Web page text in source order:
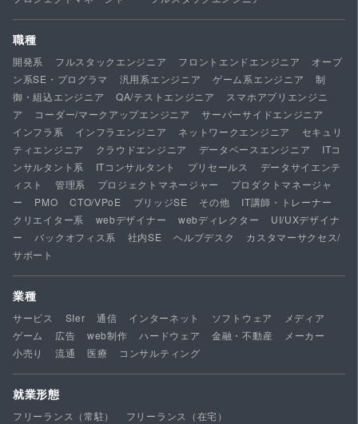
職種
開発系 フルスタックエンジニア フロントエンドエンジニア
オープ
ン系SE・プログラマ
汎用系エンジニア ゲーム系エンジニア
制
御・組込エンジニア
QA/テストエンジニア
スマホアプリエンジニ
ア
コーダー/マークアップエンジニア
サーバーサイドエンジニア
インフラ系
インフラエンジニア ネットワークエンジニア
セキュリ
ティエンジニア
クラウドエンジニア データベースエンジニア
ITコ
ンサルタント系
ITコンサルタント プリセールス
データサイエンテ
ィスト
管理系 プロジェクトマネージャー
プロダクトマネージャ
ー
PMO CTO/VPoE ブリッジSE その他
IT講師・トレーナー
クリエイター系
webデザイナー webディレクター
UI/UXデザイナ
ー
バックオフィス系 社内SE ヘルプデスク
カスタマーサクセス/
サポート
業種
サービス SIer 通信 インターネット ソフトウェア
メディア
ゲーム
広告 web制作 ハードウェア 金融・不動産
メーカー
小売り
流通 医療 コンサルティング
就業形態
フリーランス（常駐） フリーランス（在宅）